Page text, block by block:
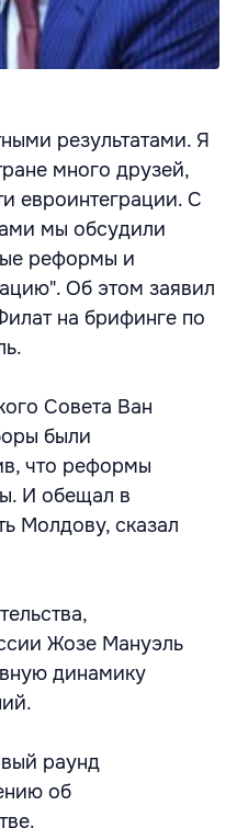
результатами. Я
много друзей,
евроинтеграции. С
мы обсудили
реформы и
Об этом заявил
на брифинге по
Совета Ван
были
что реформы
И обещал в
Молдову, сказал
Жозе Мануэль
динамику
раунд
об